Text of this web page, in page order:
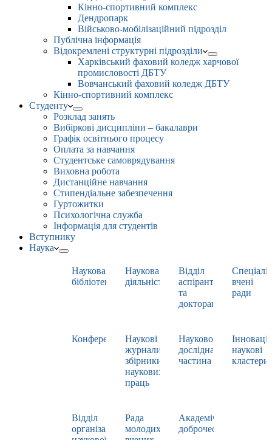
Кінно-спортивний комплекс
Дендропарк
Військово-мобілізаційний підрозділ
Публічна інформація
Відокремлені структурні підрозділи
Харківський фаховий коледж харчової
промисловості ДБТУ
Вовчанський фаховий коледж ДБТУ
Кінно-спортивний комплекс
Студенту
Розклад занять
Вибіркові дисципліни – бакалаври
Графік освітнього процесу
Оплата за навчання
Студентське самоврядування
Виховна робота
Дистанційне навчання
Стипендіальне забезпечення
Гуртожитки
Психологічна служба
Інформація для студентів
Вступнику
Наука
Наукова
бібліотека
Наукова
діяльність
Відділ
аспірантури
та
докторантури
вчені
ради
Конференції
Наукові
журнали,
збірники
наукових
праць
Науково-
дослідна
частина
наукові
кластери
Відділ
організації
Рада
молодих
Академічна
доброчесність